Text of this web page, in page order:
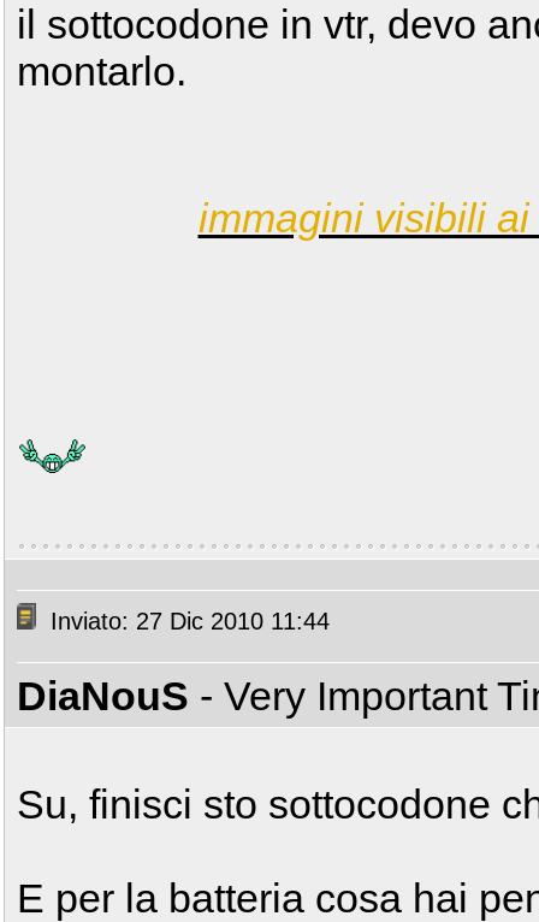
il sottocodone in vtr, devo
montarlo.
immagini visibili
Inviato: 27 Dic 2010 11:44
DiaNouS - Very Important
Su, finisci sto sottocodone
E per la batteria cosa hai